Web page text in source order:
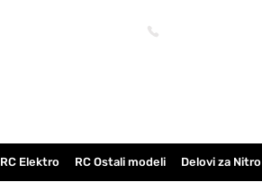
RC Elektro RC Ostali modeli Delovi za Nitro